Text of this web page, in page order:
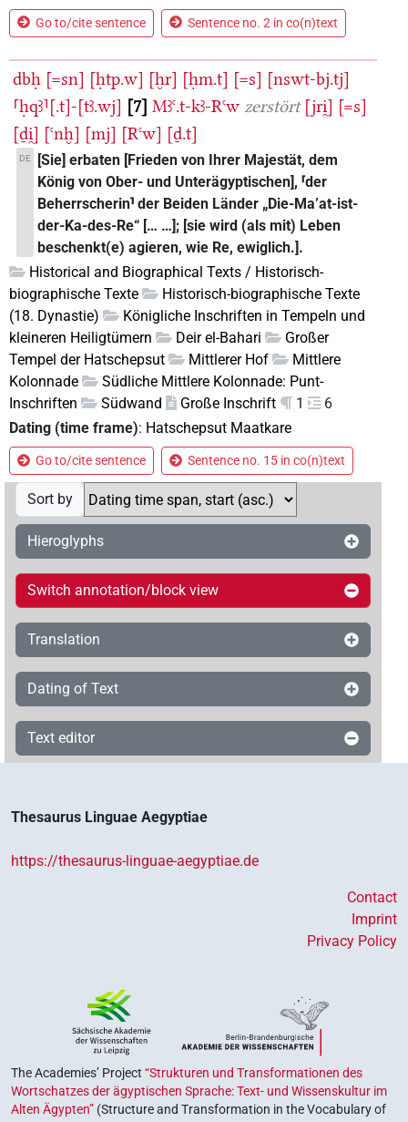
Go to/cite sentence Sentence no. 2 in co(n)text
dbḥ [=sn] [ḥtp.w] [ḫr] [ḥm.t] [=s] [nswt-bj.tj]
⸢ḥqꜣ⸣[.t]-[tꜣ.wj]
7 Mꜣꜥ.t-kꜣ-Rꜥw zerstört [jri̯] [=s]
[ḏi̯] [ꜥnḫ] [mj] [Rꜥw] [ḏ.t]
DE
[Sie] erbaten [Frieden von Ihrer Majestät, dem
König von Ober- und Unterägyptischen], ⸢der
Beherrscherin⸣ der Beiden Länder „Die-Ma’at-ist-
der-Ka-des-Re“ [… …]; [sie wird (als mit) Leben
beschenkt(e) agieren, wie Re, ewiglich.].
Historical and Biographical Texts / Historisch-
biographische Texte
Historisch-biographische Texte
(18. Dynastie)
Königliche Inschriften in Tempeln und
kleineren Heiligtümern
Deir el-Bahari
Großer
Tempel der Hatschepsut
Mittlerer Hof
Mittlere
Kolonnade
Südliche Mittlere Kolonnade: Punt-
Inschriften
Südwand Große Inschrift 1
6
Dating (time frame): Hatschepsut Maatkare
Go to/cite sentence Sentence no. 15 in co(n)text
Sort by
Hieroglyphs
Switch annotation/block view
Translation
Dating of Text
Text editor
Thesaurus Linguae Aegyptiae
https://thesaurus-linguae-aegyptiae.de
Contact
Imprint
Privacy Policy
The Academies’ Project “Strukturen und Transformationen des
Wortschatzes der ägyptischen Sprache: Text- und Wissenskultur im
Alten Ägypten” (Structure and Transformation in the Vocabulary of